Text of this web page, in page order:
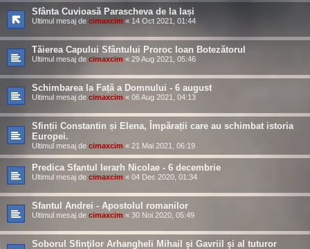
Sfânta Cuvioasă Parascheva de la Iași
Ultimul mesaj de cimaxcim « 14 Oct 2021, 01:44
Tăierea Capului Sfântului Proroc Ioan Botezătorul
Ultimul mesaj de cimaxcim « 29 Aug 2021, 05:46
Schimbarea la Față a Domnului - 6 august
Ultimul mesaj de cimaxcim « 06 Aug 2021, 04:13
Sfinții Constantin și Elena, Împărații care au schimbat istoria
Europei.
Ultimul mesaj de cimaxcim « 21 Mai 2021, 06:19
Predica Sfantul Ierarh Nicolae - 6 decembrie
Ultimul mesaj de cimaxcim « 04 Dec 2020, 01:34
Sfantul Andrei - Apostolul romanilor
Ultimul mesaj de cimaxcim « 30 Noi 2020, 05:49
Soborul Sfinţilor Arhangheli Mihail şi Gavriil şi al tuturor